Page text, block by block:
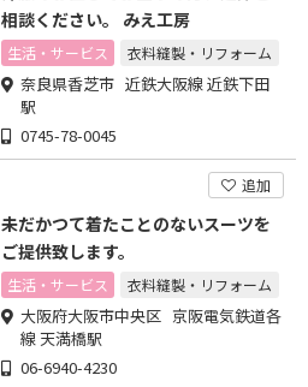
相談ください。 みえ工房
生活・サービス 衣料縫製・リフォーム
奈良県香芝市 近鉄大阪線 近鉄下田
駅
0745-78-0045
追加
未だかつて着たことのないスーツを
ご提供致します。
生活・サービス 衣料縫製・リフォーム
大阪府大阪市中央区 京阪電気鉄道各
線 天満橋駅
06-6940-4230